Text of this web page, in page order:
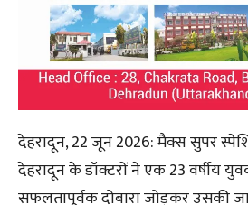
देहरादून, 22 जून 2026: मैक्स सुपर
देहरादून के डॉक्टरों ने एक 23 वर्षीय
सफलतापूर्वक दोबारा जोड़कर उसकी